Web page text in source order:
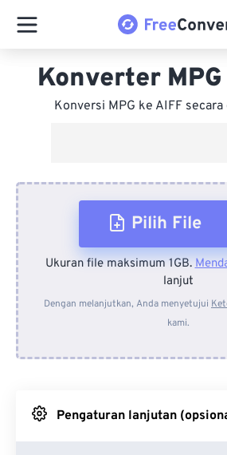
Konverter
Konversi MPG ke AIFF
Pilih File
Dari
Dari Dropbox
Ukuran file maksimum 1GB.
lanjut
Dengan melanjutkan, Anda menyetujui
kami.
Pengaturan lanjutan